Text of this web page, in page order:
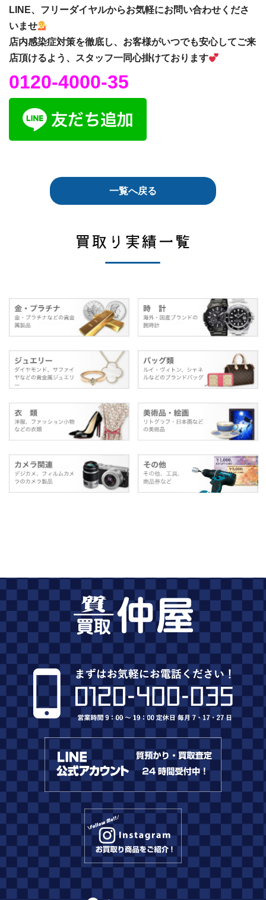
LINE、フリーダイヤルからお気軽にお問い合わせくださ
いませ
店内感染症対策を徹底し、お客様がいつでも安心してご来
店頂けるよう、スタッフ一同心掛けております
0120-4000-35
一覧へ戻る